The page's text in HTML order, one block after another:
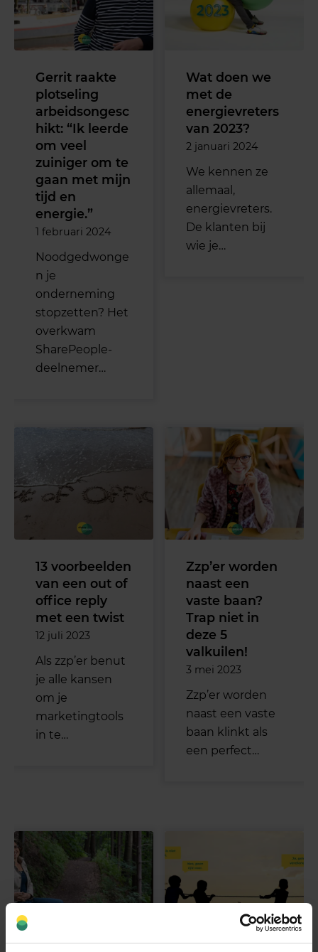
Gerrit raakte
plotseling
arbeidsongesc
hikt: “Ik leerde
om veel
zuiniger om te
gaan met mijn
tijd en
energie.”
1 februari 2024
Noodgedwonge
n je
onderneming
stopzetten? Het
overkwam
SharePeople-
deelnemer…
Wat doen we
met de
energievreters
van 2023?
2 januari 2024
We kennen ze
allemaal,
energievreters.
De klanten bij
wie je…
13 voorbeelden
van een out of
office reply
met een twist
12 juli 2023
Als zzp’er benut
je alle kansen
om je
marketingtools
in te…
Zzp’er worden
naast een
vaste baan?
Trap niet in
deze 5
valkuilen!
3 mei 2023
Zzp’er worden
naast een vaste
baan klinkt als
een perfect…